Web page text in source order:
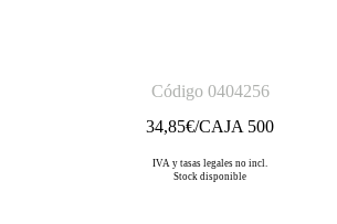
Código 0404256
34,85€/CAJA 500
IVA y tasas legales no incl.
Stock disponible